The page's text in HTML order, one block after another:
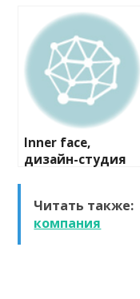
компания
Inner face,
дизайн-студия
Читать также:
компания